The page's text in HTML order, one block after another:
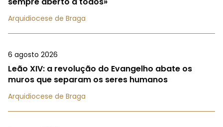
Arquidiocese de Braga
6 agosto 2026
Leão XIV: a revolução do Evangelho abate os
muros que separam os seres humanos
Arquidiocese de Braga